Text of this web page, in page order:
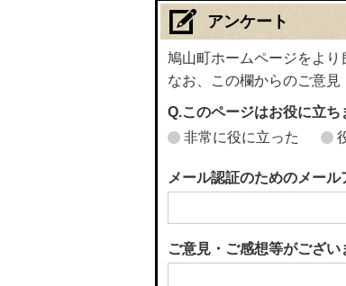
アンケート
鳩山町ホームページをよ
なお、この欄からのご意見
Q.このページはお役に立ち
非常に役に立った
メール認証のためのメール
ご意見・ご感想等がござい